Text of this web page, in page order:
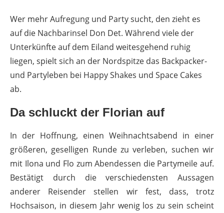
Wer mehr Aufregung und Party sucht, den zieht es
auf die Nachbarinsel Don Det. Während viele der
Unterkünfte auf dem Eiland weitesgehend ruhig
liegen, spielt sich an der Nordspitze das Backpacker-
und Partyleben bei Happy Shakes und Space Cakes
ab.
Da schluckt der Florian auf
In der Hoffnung, einen Weihnachtsabend in einer
größeren, geselligen Runde zu verleben, suchen wir
mit Ilona und Flo zum Abendessen die Partymeile auf.
Bestätigt durch die verschiedensten Aussagen
anderer Reisender stellen wir fest, dass, trotz
Hochsaison, in diesem Jahr wenig los zu sein scheint